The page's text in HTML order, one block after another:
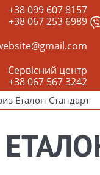
+38 099 607 8157
+38 067 253 6989
Сервісний центр
+38 067 567 3242
Еталон Стандарт